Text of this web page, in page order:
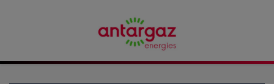
bouteille souhaité et le type de point de vente (revendeur /
distributeur automatique de bouteilles de gaz ou station GPL
carburant)